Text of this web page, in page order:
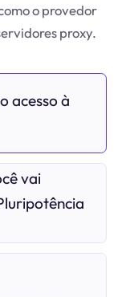
o provedor
proxy.
acesso à
vai